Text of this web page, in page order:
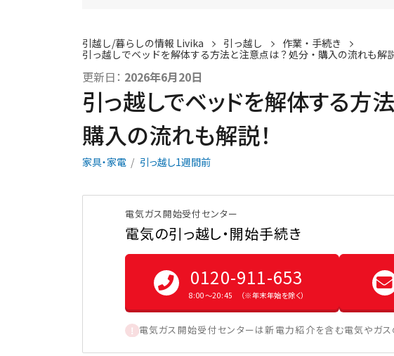
引越し/暮らしの情報 Livika 引っ越し
作業・手続き
引っ越しでベッドを解体する方法と注意点は？処分・購入の流れも解
更新日： 2026年6月20日
引っ越しでベッドを解体する方
購入の流れも解説！
家具・家電 引っ越し1週間前
電気ガス開始受付センター
電気の引っ越し・開始手続き
0120-911-653
8:00〜20:45 （※年末年始を除く）
電気ガス開始受付センターは新電力紹介を含む電気やガス